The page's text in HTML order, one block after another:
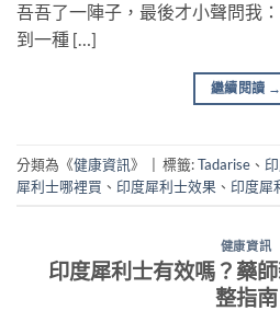
吾吾了一陣子，最後才小聲問我
到一種 […]
繼續閱讀 →
分類為《健康資訊》 | 標籤:Tadarise 、
犀利士哪裡買 、 印度犀利士效果 、 印度犀
健康資訊
印度犀利士有效嗎？藥
整指南